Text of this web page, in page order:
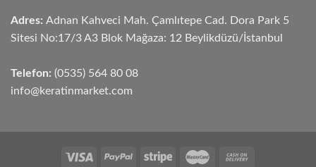
Adres: Adnan Kahveci Mah. Çamlıtepe Cad. Dora Park 5
Sitesi No:17/3 A3 Blok Mağaza: 12 Beylikdüzü/İstanbul
Telefon: (0535) 564 80 08
info@keratinmarket.com